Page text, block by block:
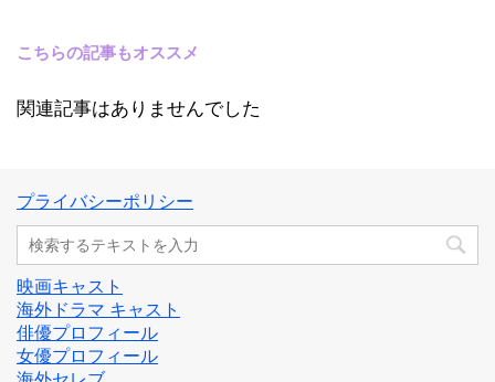
こちらの記事もオススメ
関連記事はありませんでした
プライバシーポリシー
映画キャスト
海外ドラマ キャスト
俳優プロフィール
女優プロフィール